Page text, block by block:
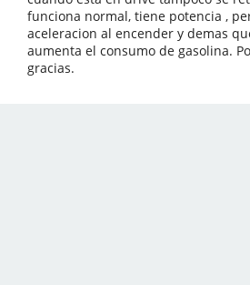
funciona normal, tiene potencia ,
aceleracion al encender y demas
aumenta el consumo de gasolina.
gracias.